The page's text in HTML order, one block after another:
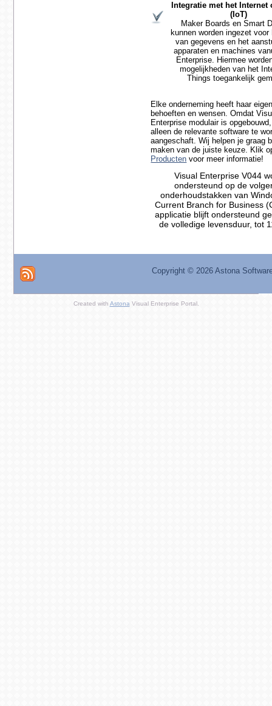
Integratie met het Internet
(IoT)
Maker Boards en Smart
kunnen worden ingezet voor
van gegevens en het
apparaten en machines
Enterprise. Hiermee
mogelijkheden van het
Things toegankelijk
Elke onderneming heeft haar
behoeften en wensen. Omdat
Enterprise modulair is
alleen de relevante software te
aangeschaft. Wij helpen je graag
maken van de juiste keuze. Klik
Producten voor meer informatie!
Visual Enterprise V044
ondersteund op de
onderhoudstakken van
Current Branch for Business
applicatie blijft ondersteund
de volledige levensduur, tot
Copyright © 2026 Astona
Created with Astona Visual Enterprise Portal.